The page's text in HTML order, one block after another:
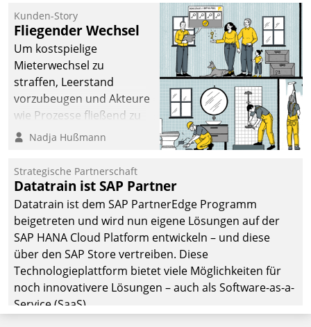
Kunden-Story
Fliegender Wechsel
Um kostspielige
Mieterwechsel zu
straffen, Leerstand
vorzubeugen und Akteure
wie Prozesse fließend zu
vernetzen, nutzt die
Jahresbeginn eine
Überblick, Einsicht und
Eingriff bietende Lösung.
Zur Entwicklung setzte
man auf
Cloudtechnologie,
bewährte und Startup-
Partner sowie erstmals
agile Projektmethoden.
Nadja Hußmann
Strategische Partnerschaft
Datatrain ist SAP Partner
Datatrain ist dem SAP PartnerEdge Programm
beigetreten und wird nun eigene Lösungen auf der
SAP HANA Cloud Platform entwickeln – und diese
über den SAP Store vertreiben. Diese
Technologieplattform bietet viele Möglichkeiten für
noch innovativere Lösungen – auch als Software-as-a-
Service (SaaS).